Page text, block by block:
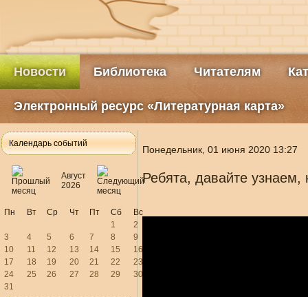
Новости Библиотека Читателям
Электронный ресурс «Литературная карта»
Календарь событий
Август
2026
Пн Вт Ср Чт Пт Сб
Вс
1
2
3
4 5 6 7 8
9
10
11 12 13 14 15
16
17
18 19 20 21 22
23
24
25 26 27 28 29
30
31
Понедельник, 01 июня 2020 13:27
Ребята, давайте узнаем,